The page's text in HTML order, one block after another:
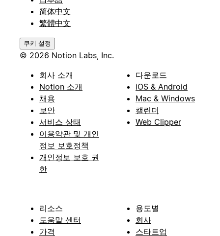
简体中文
繁體中文
쿠키 설정
© 2026 Notion Labs, Inc.
회사 소개
Notion 소개
채용
보안
서비스 상태
이용약관 및 개인
정보 보호정책
개인정보 보호 권
한
다운로드
iOS & Android
Mac & Windows
캘린더
Web Clipper
리소스
도움말 센터
가격
용도별
회사
스타트업